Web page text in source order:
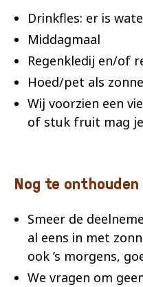
Drinkfles: er is
Middagmaal
Regenkledij en/of
Hoed/pet als
Wij voorzien een
of stuk fruit mag
Nog te onthouden
Smeer de
al eens in met
ook ’s morgens,
We vragen om